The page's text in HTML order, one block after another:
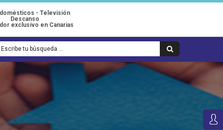
- Televisión
Descanso
exclusivo en Canarias